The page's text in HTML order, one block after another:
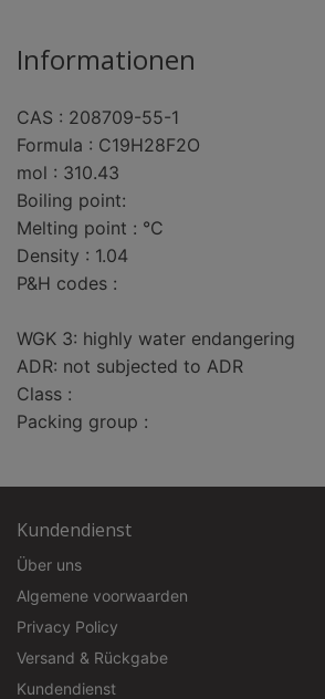
Informationen
CAS : 208709-55-1
Formula : C19H28F2O
mol : 310.43
Boiling point:
Melting point : °C
Density : 1.04
P&H codes :
WGK 3: highly water endangering
ADR: not subjected to ADR
Class :
Packing group :
Kundendienst
Über uns
Algemene voorwaarden
Privacy Policy
Versand & Rückgabe
Kundendienst